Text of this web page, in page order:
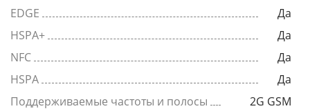
EDGE
Да
HSPA+
Да
NFC
Да
HSPA
Да
Поддерживаемые частоты и полосы
2G GSM